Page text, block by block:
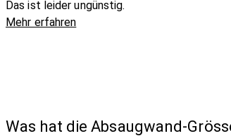
Das ist leider ungünstig.
Mehr erfahren
Was hat die Absaugwand-